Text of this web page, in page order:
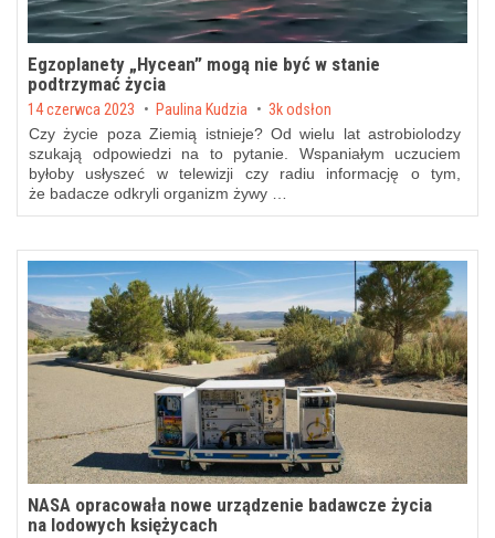
Egzoplanety „Hycean” mogą nie być w stanie
podtrzymać życia
Posted on
14 czerwca 2023 by Paulina Kudzia 3k odsłon
Czy życie poza Ziemią istnieje? Od wielu lat astrobiolodzy
szukają odpowiedzi na to pytanie. Wspaniałym uczuciem
byłoby usłyszeć w telewizji czy radiu informację o tym,
że badacze odkryli organizm żywy …
NASA opracowała nowe urządzenie badawcze życia
na lodowych księżycach